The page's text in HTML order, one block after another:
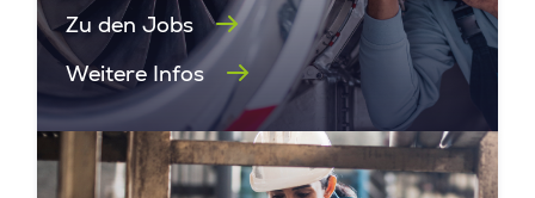
Zu den Jobs
Weitere Infos